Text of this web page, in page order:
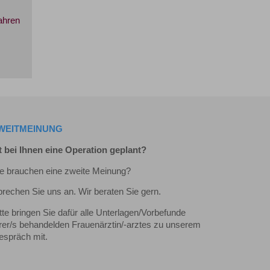
bei Ihnen eine Operation geplant?
brauchen eine zweite Meinung?
Sie uns an. Wir beraten Sie gern.
bringen Sie dafür alle Unterlagen/Vorbefunde
s behandelden Frauenärztin/-arztes zu unserem
mit.